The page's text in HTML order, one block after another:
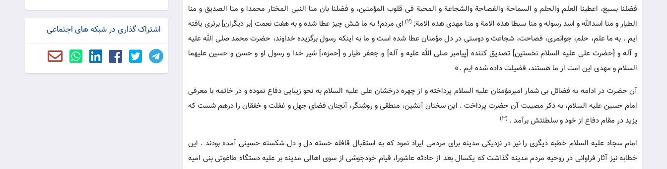
فضلنا بسبع، اعطینا العلم والحلم و السماحة والفصاحة والشجاعة و المحبة فی قلوب المؤمنین، و فضلنا بان منا النبی المختار محمدا و منا الصدیق و منا
الطیار و منا اسدالله و اسد رسوله و منا سبطا هذه الامة و منا مهدی هذه الامة; (2)
ای مردم! به ما شش چیز عطا شده و به هفت نعمت [بر دیگران] برتری یافته
ایم . به ما علم، حلم، جوانمری، فصاحت، شجاعت و دوستی در دل مؤمنان عطا شده است و ما به اینکه رسول برگزیده خداوند، حضرت محمد صلی الله علیه
و آله و [حضرت علی علیه السلام نخستین] تصدیق کننده [پیامبر صلی الله علیه و آله] و جعفر طیار و [حمزه،] شیر خدا و رسول او و حسن و حسین علیهما
السلام و مهدی این امت از ما هستند، فضیلت داده شده ایم .»
آن حضرت در ادامه به فضائل بی شمار امیرمؤمنان علیه السلام پرداخته و از چهره درخشان علی علیه السلام به نحو زیبایی دفاع نموده و در خاتمه با معرفی
امام حسین علیه السلام، به ذکر مصیبت آن حضرت پرداخت . این سخنان آتشین، منطقی و روشنگر، آنچنان فضای جهل و غفلت و خفقان را درهم شست که
یزید در مقام دفاع از خود و سلطنتش برآمد . (3)
امام سجاد علیه السلام خطبه دیگری را نیز در نزدیکی مدینه برای مردمی ایراد نمود که به استقبال قافله خسته دل و دل شکسته حسینی آمده بودند . این
خطابه نیز آثار فراوانی در روحیه مردم مدینه گذاشت که یکسال بعد از حادثه عاشورا، قیام خودجوشی از سوی اهالی مدینه بر علیه دستگاه طاغوتی بنی امیه
اشتراک گذاری در شبکه های اجتماعی